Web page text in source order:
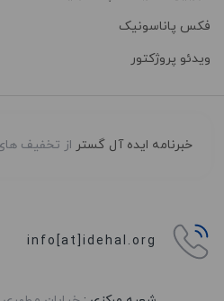
فکس پاناسونیک
ویدئو پروژکتور
خبرنامه ایده آل گستر از تخفیف
info[at]idehal.org